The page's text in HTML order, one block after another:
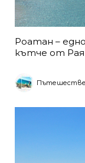
Роатан –
кътче от Рая